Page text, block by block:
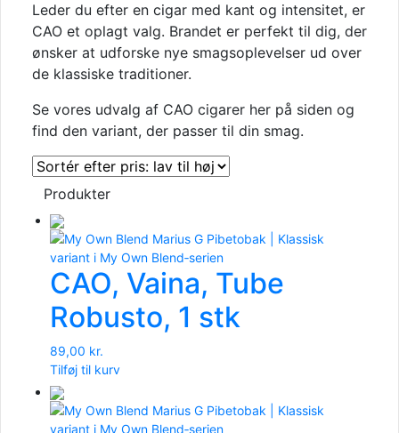
Leder du efter en cigar med kant og intensitet, er
CAO et oplagt valg. Brandet er perfekt til dig, der
ønsker at udforske nye smagsoplevelser ud over
de klassiske traditioner.
Se vores udvalg af CAO cigarer her på siden og
find den variant, der passer til din smag.
Produkter
CAO, Vaina, Tube
Robusto, 1 stk
89,00 kr.
Tilføj til kurv